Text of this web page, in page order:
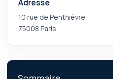
Adresse
10 rue de Penthièvre
75008 Paris